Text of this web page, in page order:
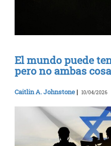
El mundo puede
pero no ambas
Caitlin A. Johnstone | 10/04/2026